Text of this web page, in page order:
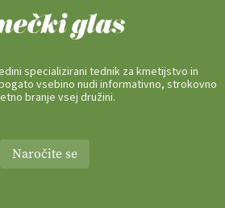
specializirani tednik za kmetijstvo in
vsebino nudi informativno, strokovno
branje vsej družini.
Naročite se